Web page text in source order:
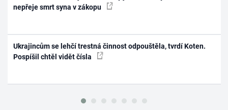
nepřeje smrt syna v zákopu
Ukrajincům se lehčí trestná činnost odpouštěla, tvrdí Koten.
Pospíšil chtěl vidět čísla